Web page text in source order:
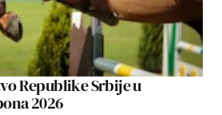
Republike Srbije u
2026